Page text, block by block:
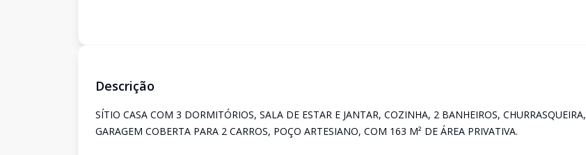
Descrição
SÍTIO CASA COM 3 DORMITÓRIOS, SALA DE ESTAR E JANTAR, COZINHA, 2 BANHEIROS, CHURRASQUEIRA,
GARAGEM COBERTA PARA 2 CARROS, POÇO ARTESIANO, COM 163 M² DE ÁREA PRIVATIVA.